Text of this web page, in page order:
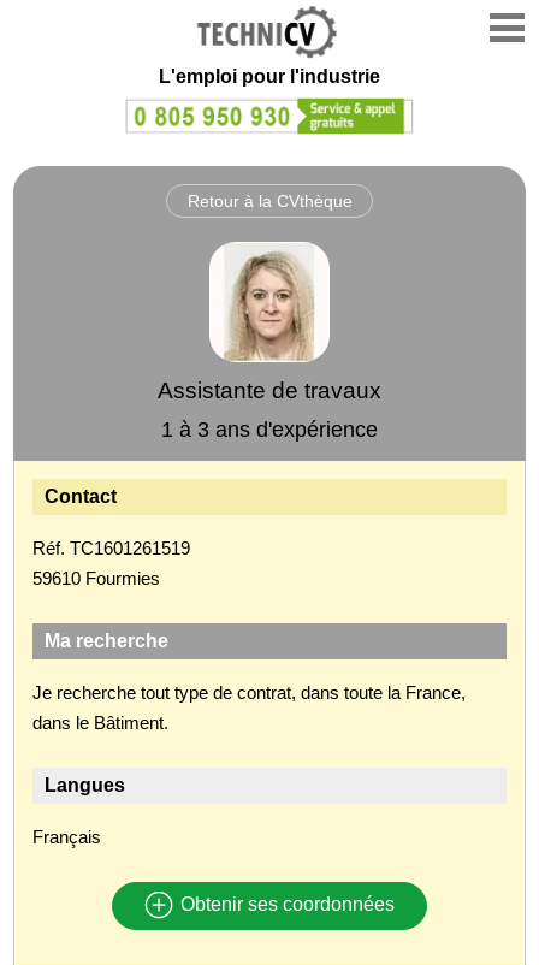
L'emploi pour l'industrie
Retour à la CVthèque
Assistante de travaux
1 à 3 ans d'expérience
Contact
Réf. TC1601261519
59610 Fourmies
Ma recherche
Je recherche tout type de contrat, dans toute la France,
dans le Bâtiment.
Langues
Français
Obtenir ses coordonnées